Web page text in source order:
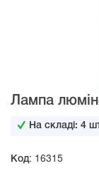
Лампа
На складі:4
Код: 16315